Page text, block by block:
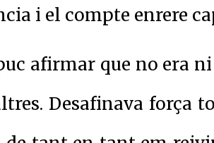
i el compte enrere
afirmar que no era
Desafinava